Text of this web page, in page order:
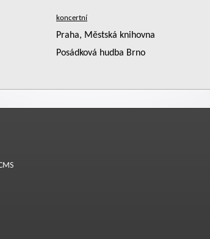
Praha, Městská knihovna
Posádková hudba Brno